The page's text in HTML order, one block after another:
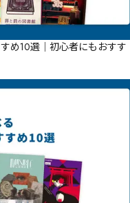
め10選｜初心者にもおすす